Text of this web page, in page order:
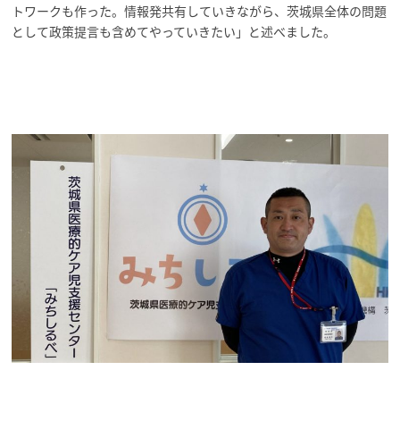
トワークも作った。情報発共有していきながら、茨城県全体の問題
として政策提言も含めてやっていきたい」と述べました。